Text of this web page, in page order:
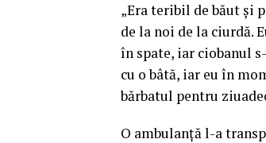
„Era teribil de băut şi
de la noi de la ciurdă.
în spate, iar ciobanul
cu o bâtă, iar eu în
bărbatul pentru
O ambulanță l-a